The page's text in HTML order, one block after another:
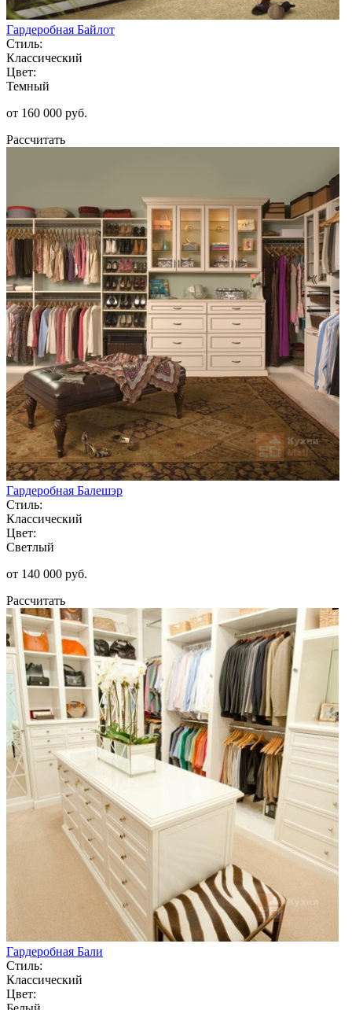
Гардеробная Байлот
Стиль:
Классический
Цвет:
Темный
от 160 000 руб.
Рассчитать
Гардеробная Балешэр
Стиль:
Классический
Цвет:
Светлый
от 140 000 руб.
Рассчитать
Гардеробная Бали
Стиль:
Классический
Цвет: